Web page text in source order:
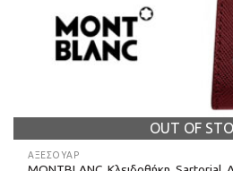
OUT OF
ΑΞΕΣΟΥΑΡ